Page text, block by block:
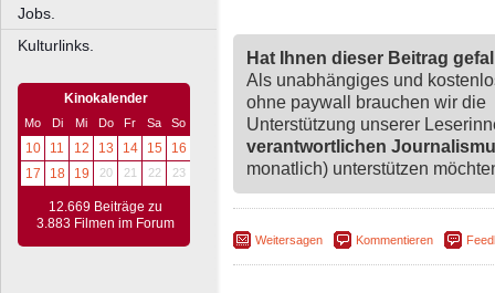
Jobs.
Kulturlinks.
Kinokalender
Mo Di Mi Do Fr Sa So
10 11 12 13 14 15
16
17
18 19 20 21 22 23
12.669 Beiträge zu
3.883 Filmen im Forum
Hat Ihnen dieser Beitrag
Als unabhängiges und
ohne paywall brauchen wir die
Unterstützung unserer
verantwortlichen
monatlich) unterstützen
Weitersagen Kommentieren